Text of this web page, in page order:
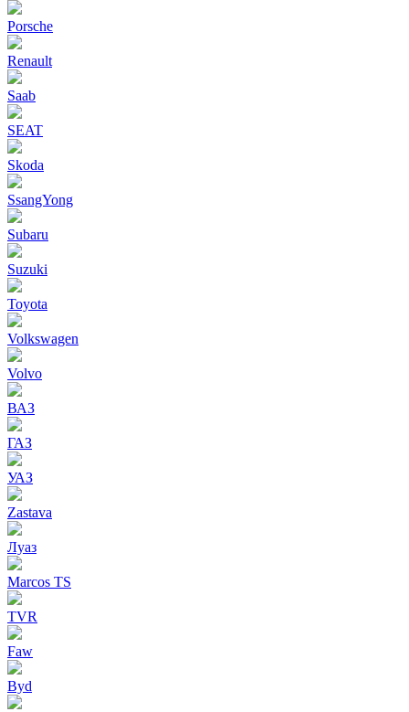
Porsche
Renault
Saab
SEAT
Skoda
SsangYong
Subaru
Suzuki
Toyota
Volkswagen
Volvo
ВАЗ
ГАЗ
УАЗ
Zastava
Луаз
Marcos TS
TVR
Faw
Byd